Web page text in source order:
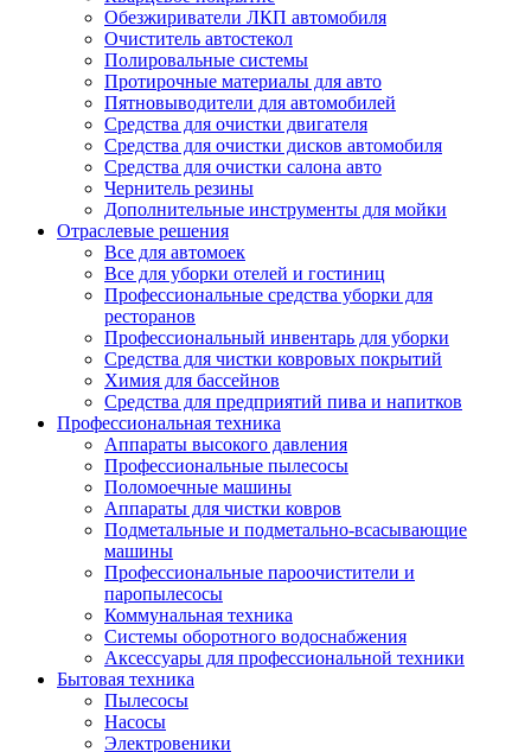
Обезжириватели ЛКП автомобиля
Очиститель автостекол
Полировальные системы
Протирочные материалы для авто
Пятновыводители для автомобилей
Средства для очистки двигателя
Средства для очистки дисков автомобиля
Средства для очистки салона авто
Чернитель резины
Дополнительные инструменты для мойки
Отраслевые решения
Все для автомоек
Все для уборки отелей и гостиниц
Профессиональные средства уборки для
ресторанов
Профессиональный инвентарь для уборки
Средства для чистки ковровых покрытий
Химия для бассейнов
Cредства для предприятий пива и напитков
Профессиональная техника
Аппараты высокого давления
Профессиональные пылесосы
Поломоечные машины
Аппараты для чистки ковров
Подметальные и подметально-всасывающие
машины
Профессиональные пароочистители и
паропылесосы
Коммунальная техника
Системы оборотного водоснабжения
Аксессуары для профессиональной техники
Бытовая техника
Пылесосы
Насосы
Электровеники